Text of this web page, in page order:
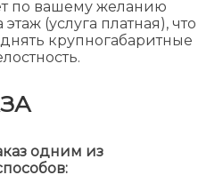
по вашему желанию
(услуга платная), что
крупногабаритные
одним из